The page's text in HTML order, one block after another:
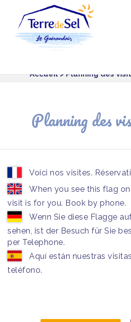
Accueil> Planning des
Planning des
Voici nos visites.
When you see this flag
visit is for you. Book by phone.
Wenn Sie diese Flagge
sehen, ist der Besuch für Sie
per Telephone.
Aquí están nuestras
teléfono.
Panneau de gestion des cookies